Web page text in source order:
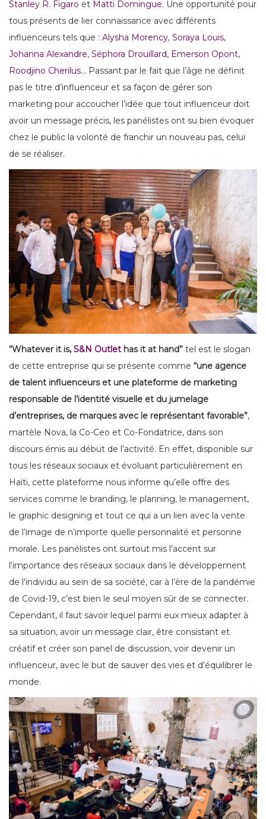
Stanley R. Figaro et Matti Domingue. Une opportunité pour
tous présents de lier connaissance avec différents
influenceurs tels que : Alysha Morency, Soraya Louis,
Johanna Alexandre, Séphora Drouillard, Emerson Opont,
Roodjino Cherilus… Passant par le fait que l’âge ne définit
pas le titre d’influenceur et sa façon de gérer son
marketing pour accoucher l’idée que tout influenceur doit
avoir un message précis, les panélistes ont su bien évoquer
chez le public la volonté de franchir un nouveau pas, celui
de se réaliser.
“Whatever it is, S&N Outlet has it at hand” tel est le slogan
de cette entreprise qui se présente comme “une agence
de talent influenceurs et une plateforme de marketing
responsable de l’identité visuelle et du jumelage
d’entreprises, de marques avec le représentant favorable”,
martèle Nova, la Co-Ceo et Co-Fondatrice, dans son
discours émis au début de l’activité. En effet, disponible sur
tous les réseaux sociaux et évoluant particulièrement en
Haïti, cette plateforme nous informe qu’elle offre des
services comme le branding, le planning, le management,
le graphic designing et tout ce qui a un lien avec la vente
de l’image de n’importe quelle personnalité et personne
morale. Les panélistes ont surtout mis l’accent sur
l’importance des réseaux sociaux dans le développement
de l’individu au sein de sa société, car à l’ère de la pandémie
de Covid-19, c’est bien le seul moyen sûr de se connecter.
Cependant, il faut savoir lequel parmi eux mieux adapter à
sa situation, avoir un message clair, être consistant et
créatif et créer son panel de discussion, voir devenir un
influenceur, avec le but de sauver des vies et d’équilibrer le
monde.